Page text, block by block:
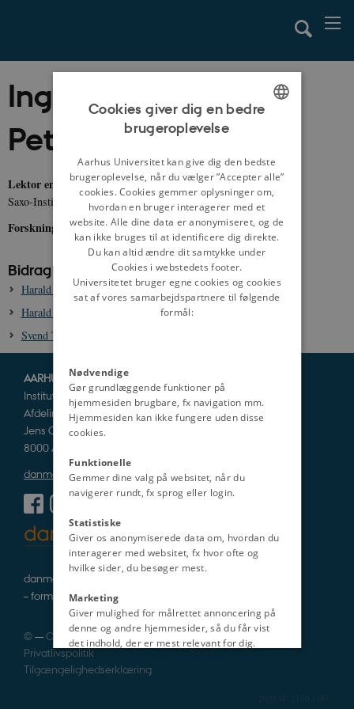
Inge Skovgaard-
Petersen
Lektor emerita, dr.phil.
Saxo-Instituttet, Københavns Universitet
Forskningsområder:Middelalder, Saxo, vikingetid
Bidrag til danmarkshistorien.dk:
Harald Blåtand, ca. 958-987
Harald Svendsen, -1018
Svend Tveskæg, ca. 987-1014
AARHUS UNIVERSITET
Institut for Kultur og Samfund
Afdeling for Historie og Klassiske Studier
Jens Chr. Skous Vej 5
8000 Aarhus C
danmarkshistorien@cas.au.dk
danmarkshistorie i tekst, lyd og billede
– formidlet af fagfolk
©—Cookies
Privatlivspolitik
Tilgængelighedserklæring
DANISH
Cookies giver dig en bedre
brugeroplevelse
Aarhus Universitet kan give dig den bedste
brugeroplevelse, når du vælger ”Accepter alle”
cookies. Cookies gemmer oplysninger om,
hvordan en bruger interagerer med et
website. Alle dine data er anonymiseret, og de
kan ikke bruges til at identificere dig direkte.
Du kan altid ændre dit samtykke under
Cookies i webstedets footer.
Universitetet bruger egne cookies og cookies
sat af vores samarbejdspartnere til følgende
formål:
Nødvendige
Gør grundlæggende funktioner på
hjemmesiden brugbare, fx navigation mm.
Hjemmesiden kan ikke fungere uden disse
cookies.
Funktionelle
Gemmer dine valg på websitet, når du
navigerer rundt, fx sprog eller login.
Statistiske
Giver os anonymiserede data om, hvordan du
interagerer med websitet, fx hvor ofte og
hvilke sider, du besøger mest.
Marketing
Giver mulighed for målrettet annoncering på
denne og andre hjemmesider, så du får vist
det indhold, der er mest relevant for dig.
Uklassificeret